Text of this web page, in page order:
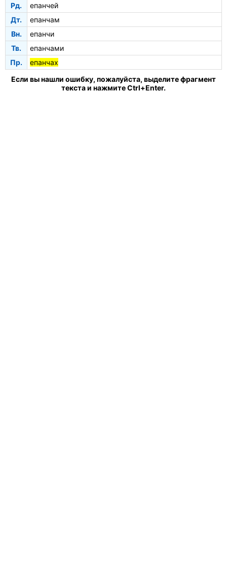
Рд.
епанчей
Дт.
епанчам
Вн.
епанчи
Тв.
епанчами
Пр.
епанчах
Если вы нашли ошибку, пожалуйста, выделите фрагмент
текста и нажмите Ctrl+Enter.